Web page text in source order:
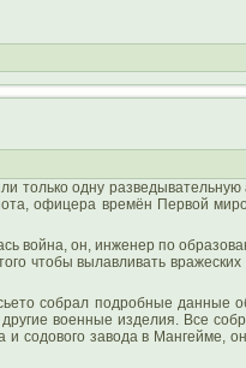
только одну
офицера времён Первой
война, он, инженер по
чтобы вылавливать вражеских
собрал подробные данные
военные изделия. Все
содового завода в Мангейме,